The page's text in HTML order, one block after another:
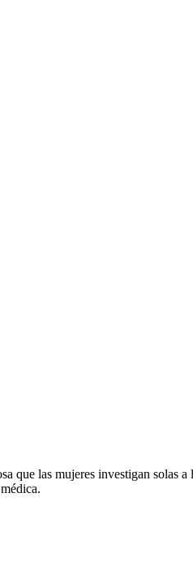
que las mujeres investigan